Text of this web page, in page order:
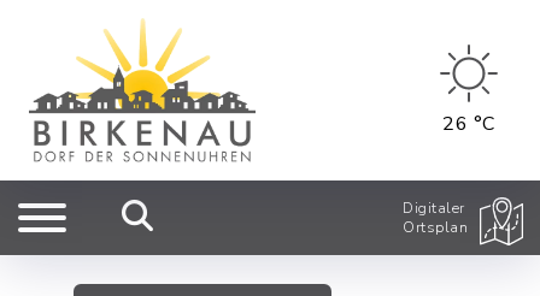
26 °C
Digitaler
Ortsplan